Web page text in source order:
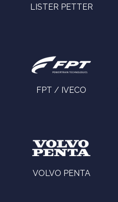
LISTER PETTER
FPT / IVECO
VOLVO PENTA